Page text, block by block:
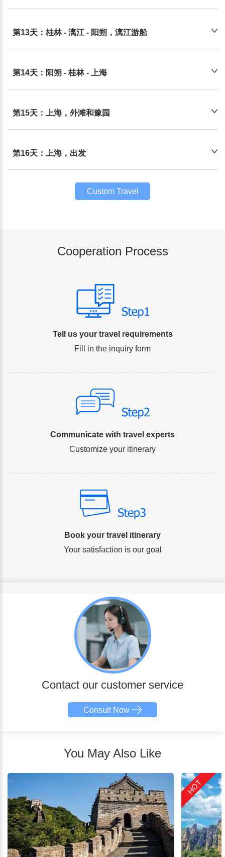
第13天：桂林 - 漓江 - 阳朔，漓江游船
第14天：阳朔 - 桂林 - 上海
第15天：上海，外滩和豫园
第16天：上海，出发
Custom Travel
Cooperation Process
Tell us your travel requirements
Fill in the inquiry form
Communicate with travel experts
Customize your itinerary
Book your travel itinerary
Your satisfaction is our goal
Contact our customer service
Consult Now
You May Also Like
HOT